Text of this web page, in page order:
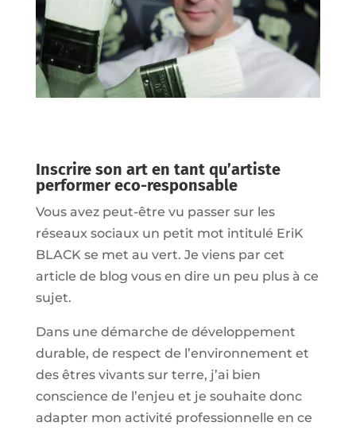
Inscrire son art en tant qu’artiste
performer eco-responsable
Vous avez peut-être vu passer sur les
réseaux sociaux un petit mot intitulé EriK
BLACK se met au vert. Je viens par cet
article de blog vous en dire un peu plus à ce
sujet.
Dans une démarche de développement
durable, de respect de l’environnement et
des êtres vivants sur terre, j’ai bien
conscience de l’enjeu et je souhaite donc
adapter mon activité professionnelle en ce